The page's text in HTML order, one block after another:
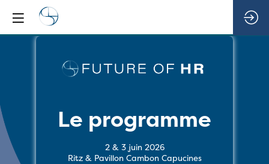
Le programme
2 & 3 juin 2026
Ritz & Pavillon Cambon Capucines